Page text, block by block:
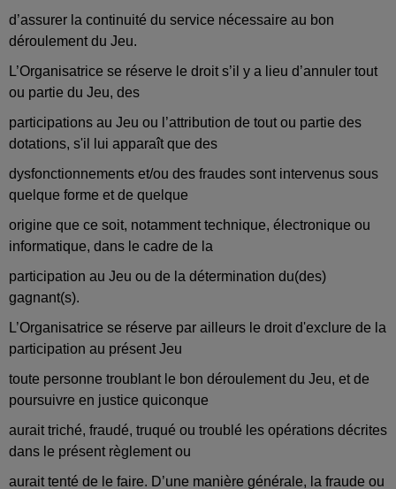
d’assurer la continuité du service nécessaire au bon
déroulement du Jeu.
L’Organisatrice se réserve le droit s’il y a lieu d’annuler tout
ou partie du Jeu, des
participations au Jeu ou l’attribution de tout ou partie des
dotations, s'il lui apparaît que des
dysfonctionnements et/ou des fraudes sont intervenus sous
quelque forme et de quelque
origine que ce soit, notamment technique, électronique ou
informatique, dans le cadre de la
participation au Jeu ou de la détermination du(des)
gagnant(s).
L’Organisatrice se réserve par ailleurs le droit d'exclure de la
participation au présent Jeu
toute personne troublant le bon déroulement du Jeu, et de
poursuivre en justice quiconque
aurait triché, fraudé, truqué ou troublé les opérations décrites
dans le présent règlement ou
aurait tenté de le faire. D’une manière générale, la fraude ou